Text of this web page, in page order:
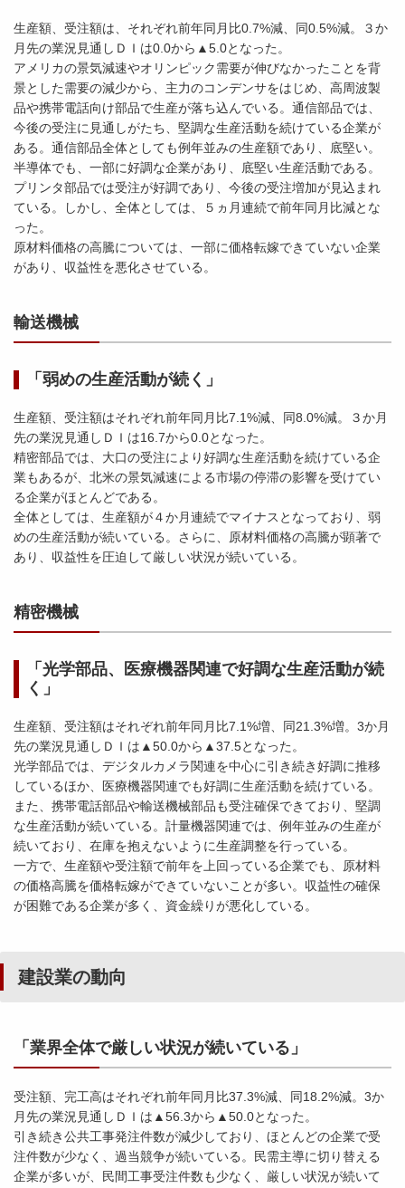
生産額、受注額は、それぞれ前年同月比0.7%減、同0.5%減。３か
月先の業況見通しＤＩは0.0から▲5.0となった。
アメリカの景気減速やオリンピック需要が伸びなかったことを背
景とした需要の減少から、主力のコンデンサをはじめ、高周波製
品や携帯電話向け部品で生産が落ち込んでいる。通信部品では、
今後の受注に見通しがたち、堅調な生産活動を続けている企業が
ある。通信部品全体としても例年並みの生産額であり、底堅い。
半導体でも、一部に好調な企業があり、底堅い生産活動である。
プリンタ部品では受注が好調であり、今後の受注増加が見込まれ
ている。しかし、全体としては、５ヵ月連続で前年同月比減とな
った。
原材料価格の高騰については、一部に価格転嫁できていない企業
があり、収益性を悪化させている。
輸送機械
「弱めの生産活動が続く」
生産額、受注額はそれぞれ前年同月比7.1%減、同8.0%減。３か月
先の業況見通しＤＩは16.7から0.0となった。
精密部品では、大口の受注により好調な生産活動を続けている企
業もあるが、北米の景気減速による市場の停滞の影響を受けてい
る企業がほとんどである。
全体としては、生産額が４か月連続でマイナスとなっており、弱
めの生産活動が続いている。さらに、原材料価格の高騰が顕著で
あり、収益性を圧迫して厳しい状況が続いている。
精密機械
「光学部品、医療機器関連で好調な生産活動が続
く」
生産額、受注額はそれぞれ前年同月比7.1%増、同21.3%増。3か月
先の業況見通しＤＩは▲50.0から▲37.5となった。
光学部品では、デジタルカメラ関連を中心に引き続き好調に推移
しているほか、医療機器関連でも好調に生産活動を続けている。
また、携帯電話部品や輸送機械部品も受注確保できており、堅調
な生産活動が続いている。計量機器関連では、例年並みの生産が
続いており、在庫を抱えないように生産調整を行っている。
一方で、生産額や受注額で前年を上回っている企業でも、原材料
の価格高騰を価格転嫁ができていないことが多い。収益性の確保
が困難である企業が多く、資金繰りが悪化している。
建設業の動向
「業界全体で厳しい状況が続いている」
受注額、完工高はそれぞれ前年同月比37.3%減、同18.2%減。3か
月先の業況見通しＤＩは▲56.3から▲50.0となった。
引き続き公共工事発注件数が減少しており、ほとんどの企業で受
注件数が少なく、過当競争が続いている。民需主導に切り替える
企業が多いが、民間工事受注件数も少なく、厳しい状況が続いて